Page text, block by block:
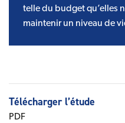
telle du budget qu’elles
maintenir un niveau de
Documents
Télécharger l’étude
PDF